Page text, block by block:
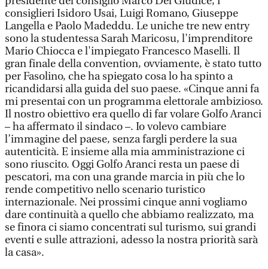
consiglieri Isidoro Usai, Luigi Romano, Giuseppe
Langella e Paolo Madeddu. Le uniche tre new entry
sono la studentessa Sarah Maricosu, l'imprenditore
Mario Chiocca e l'impiegato Francesco Maselli. Il
gran finale della convention, ovviamente, è stato tutto
per Fasolino, che ha spiegato cosa lo ha spinto a
ricandidarsi alla guida del suo paese. «Cinque anni fa
mi presentai con un programma elettorale ambizioso.
Il nostro obiettivo era quello di far volare Golfo Aranci
– ha affermato il sindaco –. Io volevo cambiare
l’immagine del paese, senza fargli perdere la sua
autenticità. E insieme alla mia amministrazione ci
sono riuscito. Oggi Golfo Aranci resta un paese di
pescatori, ma con una grande marcia in più che lo
rende competitivo nello scenario turistico
internazionale. Nei prossimi cinque anni vogliamo
dare continuità a quello che abbiamo realizzato, ma
se finora ci siamo concentrati sul turismo, sui grandi
eventi e sulle attrazioni, adesso la nostra priorità sarà
la casa».